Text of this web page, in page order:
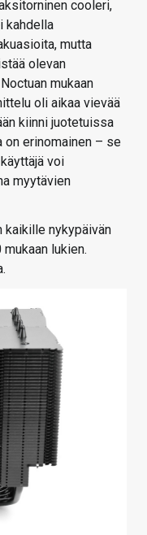
cooleri,
kahdella
mutta
olevan
mukaan
oli aikaa vievää
kiinni juotetuissa
on erinomainen – se
voi
myytävien
kaikille nykypäivän
lukien.